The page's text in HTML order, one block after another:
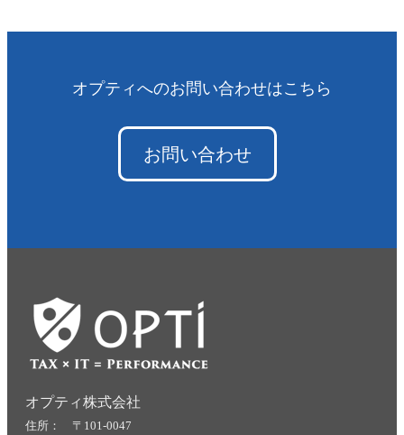
オプティへのお問い合わせはこちら
お問い合わせ
オプティ株式会社
住所： 〒101-0047